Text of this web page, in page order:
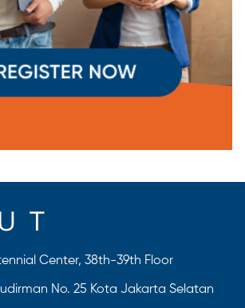
Center, 38th-39th Floor
No. 25 Kota Jakarta Selatan